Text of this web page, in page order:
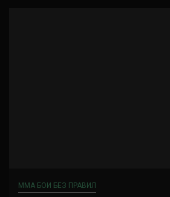
ММА БОИ БЕЗ ПРАВИЛ